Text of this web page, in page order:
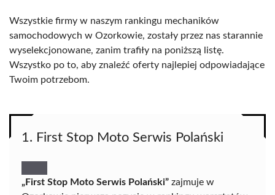
Wszystkie firmy w naszym rankingu mechaników
samochodowych w Ozorkowie, zostały przez nas starannie
wyselekcjonowane, zanim trafiły na poniższą listę.
Wszystko po to, aby znaleźć oferty najlepiej odpowiadające
Twoim potrzebom.
1. First Stop Moto Serwis Polański
„First Stop Moto Serwis Polański” zajmuje w